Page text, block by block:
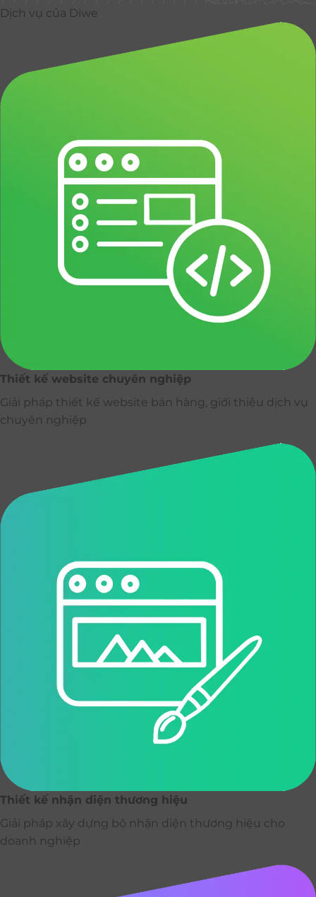
Dịch vụ của Diwe
Thiết kế website chuyên nghiệp
Giải pháp thiết kế website bán hàng, giới thiệu dịch vụ
chuyên nghiệp
Thiết kế nhận diện thương hiệu
Giải pháp xây dựng bộ nhận diện thương hiệu cho
doanh nghiệp